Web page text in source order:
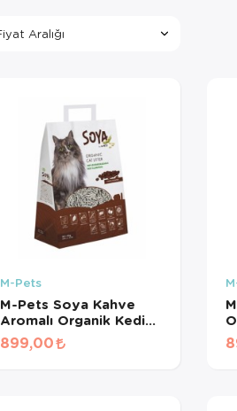
Aralığı
M-Pets
M-Pets Soya Kahve
Aromalı Organik Kedi
Kumu 10 Lt
899,00